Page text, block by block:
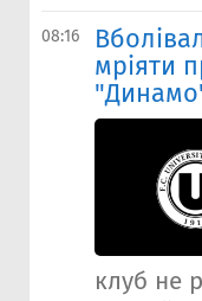
08:16
мріяти
клуб не